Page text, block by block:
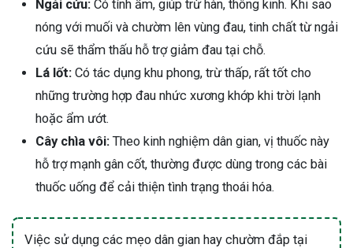
Ngải cứu: Có tính ấm, giúp trừ hàn, thông kinh. Khi sao
nóng với muối và chườm lên vùng đau, tinh chất từ ngải
cứu sẽ thẩm thấu hỗ trợ giảm đau tại chỗ.
Lá lốt: Có tác dụng khu phong, trừ thấp, rất tốt cho
những trường hợp đau nhức xương khớp khi trời lạnh
hoặc ẩm ướt.
Cây chìa vôi: Theo kinh nghiệm dân gian, vị thuốc này
hỗ trợ mạnh gân cốt, thường được dùng trong các bài
thuốc uống để cải thiện tình trạng thoái hóa.
Việc sử dụng các mẹo dân gian hay chườm đắp tại